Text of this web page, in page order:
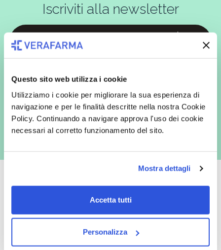
Questo sito web utilizza i cookie
Utilizziamo i cookie per migliorare la sua esperienza di
navigazione e per le finalità descritte nella nostra Cookie
Policy. Continuando a navigare approva l'uso dei cookie
necessari al corretto funzionamento del sito.
Mostra dettagli
Accetta tutti
Personalizza
Iscriviti alla newsletter
In qualità di interessato, avendo letto l’informativaPrivacy Policy
espressamente al trattamento dei miei dati personali per finalità
commerciali da parte di Verafarma, tra cui invio di comunicazioni
marketing (con modalità telematiche - quali ad es. newsletter ed e-mail
con inviti e comunicazioni commerciali - e modalità tradizionali, quali ad
es. posta cartacea)
Catalogo prodotti ampio e completo
Con un acquisto minimo di 29.90 €
Spedizioni in tutta Europa a 20€.